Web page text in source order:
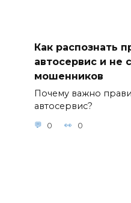
Как распознать
автосервис и не
мошенников
Почему важно
автосервис?
0 0